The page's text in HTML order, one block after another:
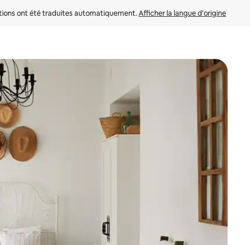
ont été traduites automatiquement. Afficher la langue d'origine
vers le bas pour les parcourir ou en appuyant et en faisant glisser.